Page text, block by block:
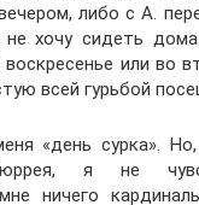
либо с А.
хочу сидеть
или во
всей гурьбой
«день сурка».
я не
ничего